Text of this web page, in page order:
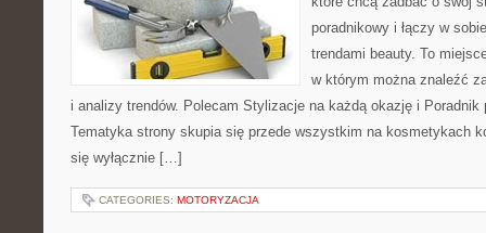
poradnikowy i łączy w
trendami beauty. To
w którym można znaleźć
i analizy trendów. Polecam Stylizacje na każdą okazję i
Tematyka strony skupia się przede wszystkim na kosmetykach
się wyłącznie […]
CATEGORIES: MOTORYZACJA